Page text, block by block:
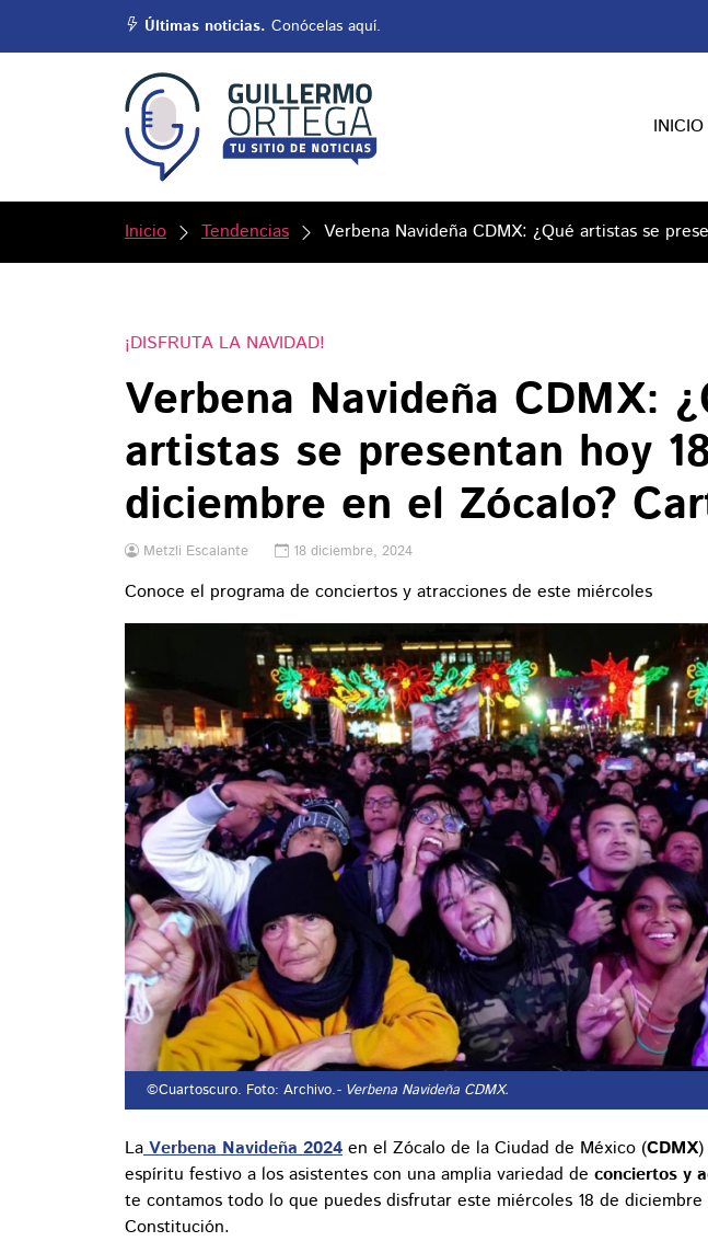
Últimas noticias. Conócelas aquí.
INICIO
Inicio Tendencias Verbena Navideña CDMX: ¿Qué artistas se
¡DISFRUTA LA NAVIDAD!
Verbena Navideña CDMX:
artistas se presentan hoy
diciembre en el Zócalo?
Metzli Escalante 18 diciembre, 2024
Conoce el programa de conciertos y atracciones de este miércoles
©Cuartoscuro. Foto: Archivo.- Verbena Navideña CDMX.
La Verbena Navideña 2024 en el Zócalo de la Ciudad de México (CDMX
espíritu festivo a los asistentes con una amplia variedad de conciertos y
te contamos todo lo que puedes disfrutar este miércoles 18 de diciembre
Constitución.